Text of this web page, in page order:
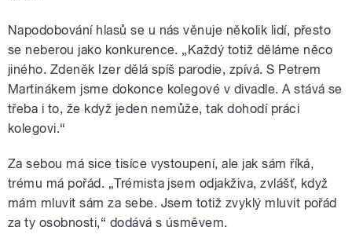
Napodobování hlasů se u nás věnuje několik lidí, přesto
se neberou jako konkurence. „Každý totiž děláme něco
jiného. Zdeněk Izer dělá spíš parodie, zpívá. S Petrem
Martinákem jsme dokonce kolegové v divadle. A stává se
třeba i to, že když jeden nemůže, tak dohodí práci
kolegovi.“
Za sebou má sice tisíce vystoupení, ale jak sám říká,
trému má pořád. „Trémista jsem odjakživa, zvlášť, když
mám mluvit sám za sebe. Jsem totiž zvyklý mluvit pořád
za ty osobnosti,“ dodává s úsměvem.